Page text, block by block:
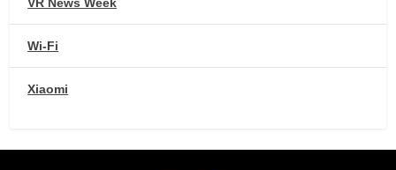
VR News Week
Wi-Fi
Xiaomi